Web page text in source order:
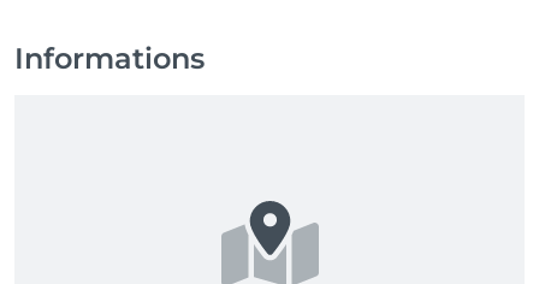
Informations